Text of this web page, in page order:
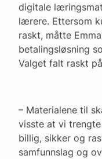
digitale
lærere. Ettersom
raskt, måtte
betalingsløsning
Valget falt raskt
– Materialene til
visste at vi
billig, sikker og
samfunnslag og